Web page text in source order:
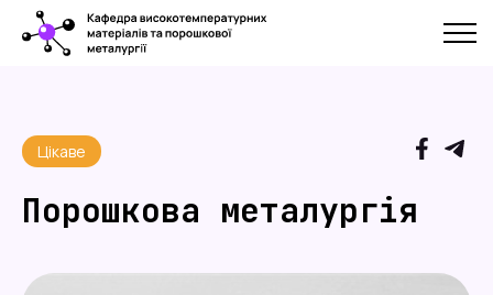
Цікаве
Порошкова металургія